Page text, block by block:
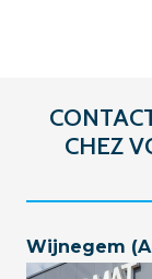
CHEZ
Wijnegem